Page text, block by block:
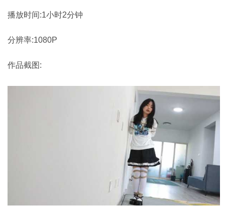
播放时间:1小时2分钟
分辨率:1080P
作品截图: